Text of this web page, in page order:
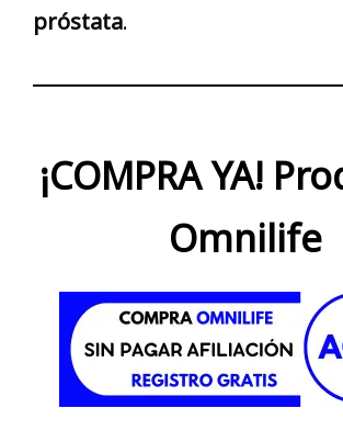
próstata.
¡COMPRA YA!
Omnilife